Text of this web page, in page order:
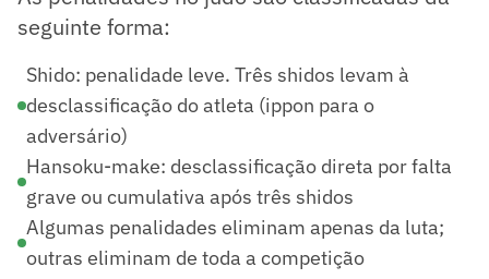
seguinte forma:
Shido: penalidade leve. Três shidos levam à
desclassificação do atleta (ippon para o
adversário)
Hansoku-make: desclassificação direta por falta
grave ou cumulativa após três shidos
Algumas penalidades eliminam apenas da luta;
outras eliminam de toda a competição